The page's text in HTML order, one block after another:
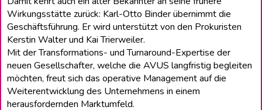
Wirkungsstätte zurück: Karl-Otto Binder übernimmt die
Geschäftsführung. Er wird unterstützt von den Prokuristen
Kerstin Walter und Kai Trierweiler.
Mit der Transformations- und Turnaround-Expertise der
neuen Gesellschafter, welche die AVUS langfristig begleiten
möchten, freut sich das operative Management auf die
Weiterentwicklung des Unternehmens in einem
herausfordernden Marktumfeld.